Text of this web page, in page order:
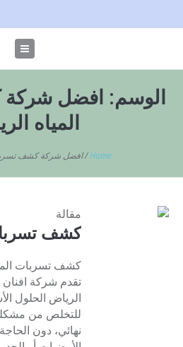
الوسم: افضل
المياه
Home
/افضل شركة كشف
مقالة
كشف
تقدم شركة
الرياض الحلول
للتخلص من
نهائي، دون